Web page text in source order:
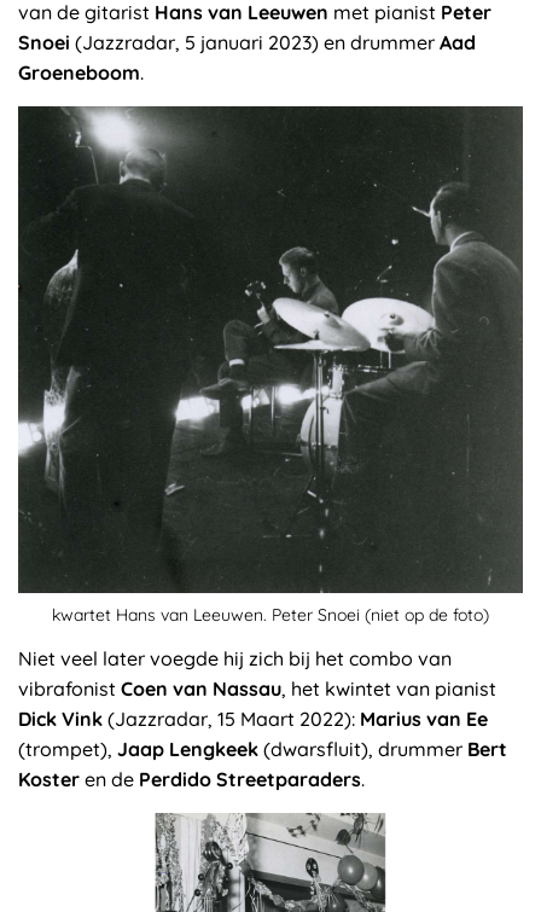
van de gitarist Hans van Leeuwen met pianist Peter
Snoei (Jazzradar, 5 januari 2023) en drummer Aad
Groeneboom.
kwartet Hans van Leeuwen. Peter Snoei (niet op de foto)
Niet veel later voegde hij zich bij het combo van
vibrafonist Coen van Nassau, het kwintet van pianist
Dick Vink (Jazzradar, 15 Maart 2022): Marius van Ee
(trompet), Jaap Lengkeek (dwarsfluit), drummer Bert
Koster en de Perdido Streetparaders.